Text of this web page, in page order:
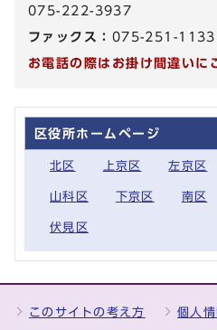
075-222-3937
ファックス： 075-251-1133
お電話の際はお掛け間違いに
区役所ホームページ
北区 上京区 左京区
山科区 下京区 南区
伏見区
このサイトの考え方 個人